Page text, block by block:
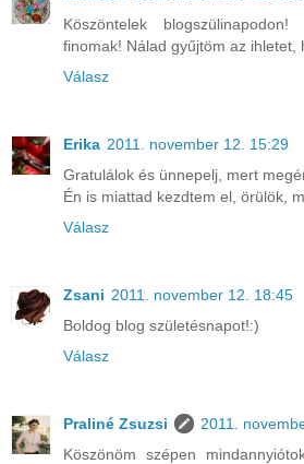
Köszöntelek
finomak! Nálad gyűjtöm az ihletet,
Válasz
Erika 2011. november 12. 15:29
Gratulálok és ünnepelj, mert
Én is miattad kezdtem el, örülök,
Válasz
Zsani 2011. november 12. 18:45
Boldog blog születésnapot!:)
Válasz
Praliné Zsuzsi
2011.
Köszönöm szépen